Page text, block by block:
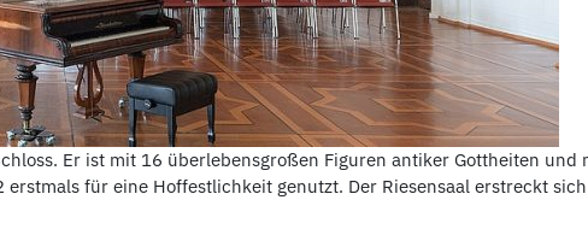
Er ist mit 16 überlebensgroßen Figuren antiker Gottheiten und
für eine Hoffestlichkeit genutzt. Der Riesensaal erstreckt